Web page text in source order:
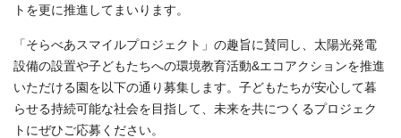
トを更に推進してまいります。
「そらべあスマイルプロジェクト」の趣旨に賛同し、太陽光発電
設備の設置や子どもたちへの環境教育活動&エコアクションを推進
いただける園を以下の通り募集します。子どもたちが安心して暮
らせる持続可能な社会を目指して、未来を共につくるプロジェク
トにぜひご応募ください。